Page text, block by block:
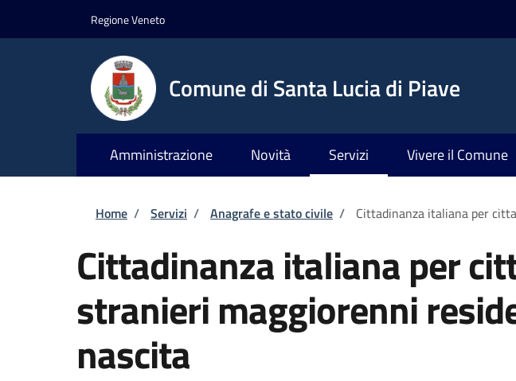
Regione Veneto
Comune di Santa Lucia di Piave
Amministrazione Novità Servizi Vivere il Comune
Briciole di pane
Home / Servizi / Anagrafe e stato civile / Cittadinanza italiana per
Cittadinanza italiana per
stranieri maggiorenni
nascita